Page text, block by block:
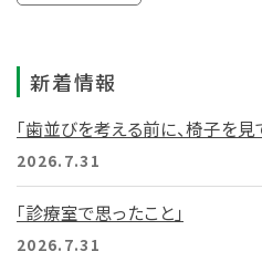
新着情報
「歯並びを考える前に、椅子を見
2026.7.31
「診療室で思ったこと」
2026.7.31